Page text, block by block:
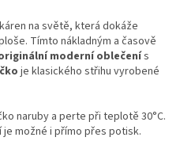
na světě, která dokáže
Tímto nákladným a časově
moderní oblečenís
je klasického střihu vyrobené
naruby a perte při teplotě 30°C.
možné i přímo přes potisk.